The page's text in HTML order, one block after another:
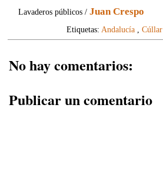
Lavaderos públicos /Juan Crespo
Etiquetas: Andalucía Cúllar
No hay comentarios:
Publicar un comentario